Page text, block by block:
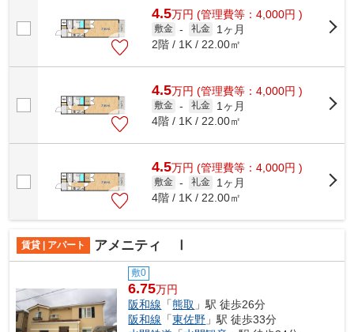
4.5万円 (管理費等：4,000円 )
敷金 - 礼金
1ヶ月
2階 / 1K / 22.00㎡
4.5万円 (管理費等：4,000円 )
敷金 - 礼金
1ヶ月
4階 / 1K / 22.00㎡
4.5万円 (管理費等：4,000円 )
敷金 - 礼金
1ヶ月
4階 / 1K / 22.00㎡
賃貸 | アパート アメニティ Ⅰ
敷0
6.75万円
阪和線 「熊取 」駅 徒歩26分
阪和線 「東佐野 」駅 徒歩33分